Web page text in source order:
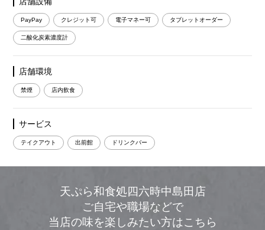
PayPay クレジット可 電子マネー可 タブレットオーダー
二酸化炭素濃度計
店舗環境
禁煙 店内飲食
サービス
テイクアウト 出前館 ドリンクバー
天ぷら和食処四六時中島田店
ご自宅や職場などで
当店の味を楽しみたい方はこちら